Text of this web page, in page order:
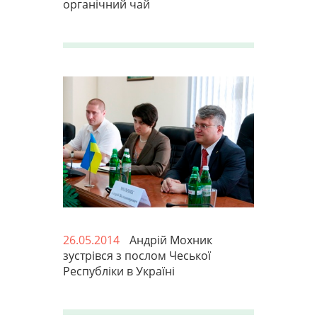
органічний чай
26.05.2014
Андрій Мохник
зустрівся з послом Чеської
Республіки в Україні